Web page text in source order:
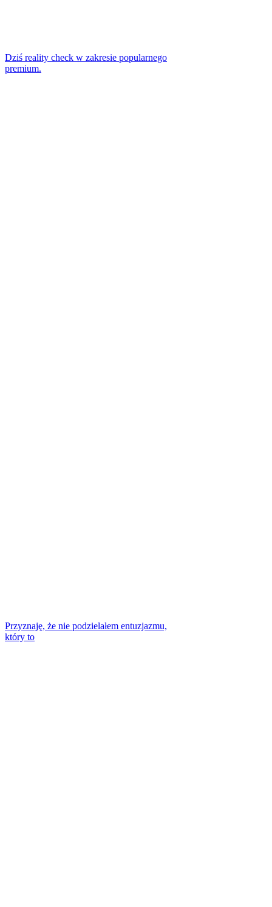
Dziś reality check w zakresie popularnego
premium.
Przyznaję, że nie podzielałem entuzjazmu,
który to